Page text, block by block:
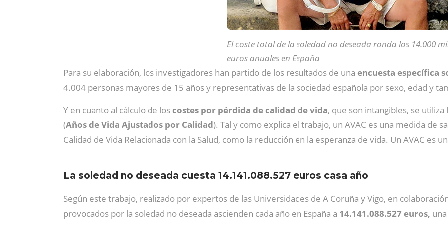
El coste total de la soledad no deseada ronda los 14.000
euros anuales en España
Para su elaboración, los investigadores han partido de los resultados de una encuesta específica
4.004 personas mayores de 15 años y representativas de la sociedad española por sexo, edad y
Y en cuanto al cálculo de loscostes por pérdida de calidad de vida, que son intangibles, se
(Años de Vida Ajustados por Calidad). Tal y como explica el trabajo, un AVAC es una medida de
Calidad de Vida Relacionada con la Salud, como la reducción en la esperanza de vida. Un AVAC es
La soledad no deseada cuesta 14.141.088.527 euros casa año
Según este trabajo, realizado por expertos de las Universidades de A Coruña y Vigo, en
provocados por la soledad no deseada ascienden cada año en España a 14.141.088.527 euros,